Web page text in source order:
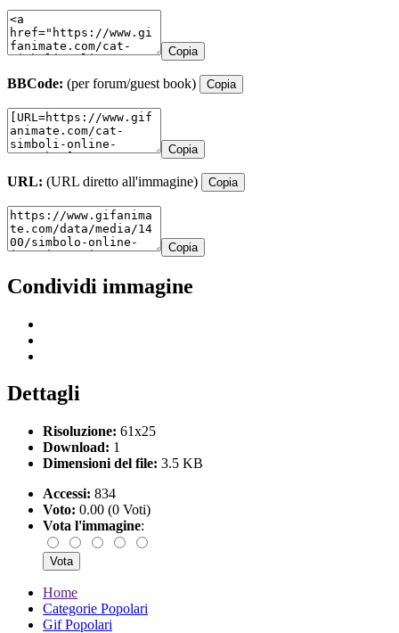
Copia
BBCode: (per forum/guest book) Copia
Copia
URL: (URL diretto all'immagine) Copia
Copia
Condividi immagine
Dettagli
Risoluzione: 61x25
Download: 1
Dimensioni del file: 3.5 KB
Accessi: 834
Voto: 0.00 (0 Voti)
Vota l'immagine:
Home
Categorie Popolari
Gif Popolari